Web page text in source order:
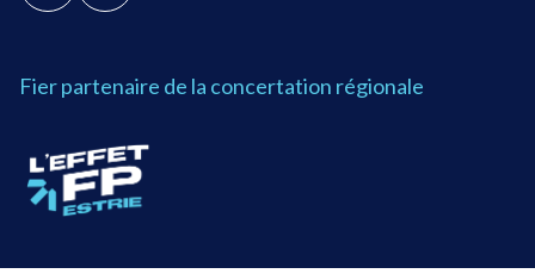
Fier partenaire de la concertation régionale